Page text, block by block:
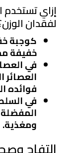
إزاي تستخدم
لفقدان
كوجبة
خفيفة
في
فوائده
في
ومغذية.